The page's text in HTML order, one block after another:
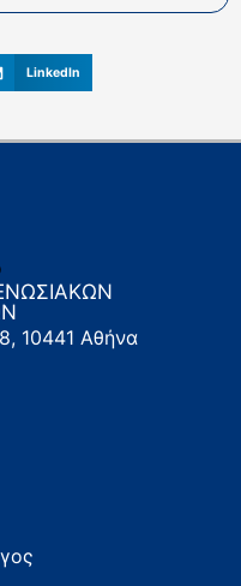
LinkedIn
10441 Αθήνα